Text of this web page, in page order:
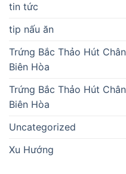
tin tức
tip nấu ăn
Trứng Bắc Thảo Hút
Biên Hòa
Trứng Bắc Thảo Hút
Biên Hòa
Uncategorized
Xu Hướng